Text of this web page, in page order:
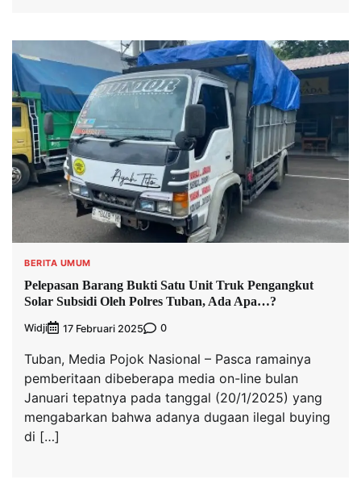
BERITA UMUM
Pelepasan Barang Bukti Satu Unit Truk Pengangkut
Solar Subsidi Oleh Polres Tuban, Ada Apa…?
Widji 17 Februari 2025 0
Tuban, Media Pojok Nasional – Pasca ramainya
pemberitaan dibeberapa media on-line bulan
Januari tepatnya pada tanggal (20/1/2025) yang
mengabarkan bahwa adanya dugaan ilegal buying
di […]